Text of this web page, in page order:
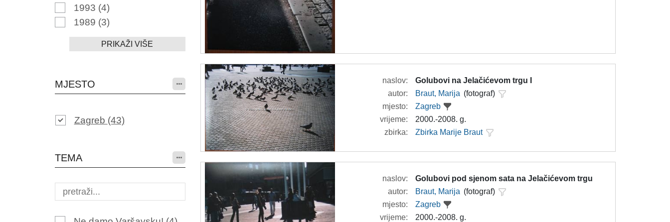
1993 (4)
1989 (3)
PRIKAŽI VIŠE
MJESTO
Zagreb (43)
TEMA
naslov:
Golubovi na Jelačićevom trgu I
autor:
Braut, Marija (fotograf)
mjesto:
Zagreb
vrijeme:
2000.-2008. g.
zbirka:
Zbirka Marije Braut
naslov:
Golubovi pod sjenom sata na Jelačićevom trgu
autor:
Braut, Marija (fotograf)
mjesto:
Zagreb
vrijeme:
2000.-2008. g.